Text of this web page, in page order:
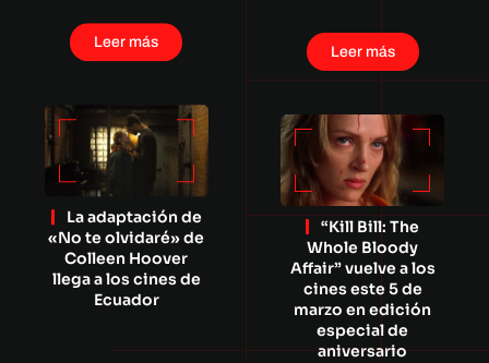
Leer más
Leer más
La adaptación de
«No te olvidaré» de
Colleen Hoover
llega a los cines de
Ecuador
“Kill Bill: The
Whole Bloody
Affair” vuelve a los
cines este 5 de
marzo en edición
especial de
aniversario